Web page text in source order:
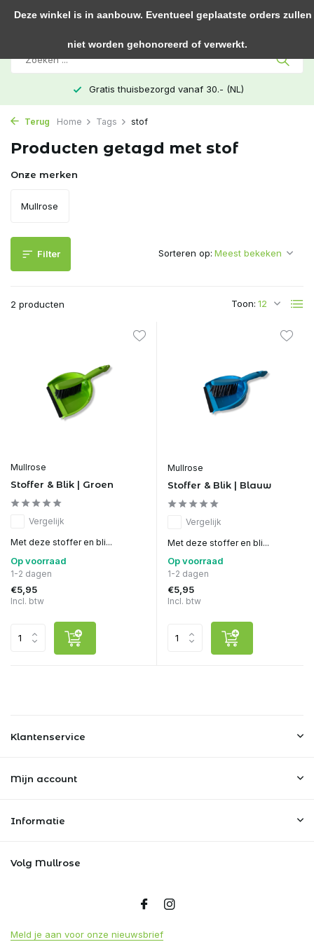
Gratis thuisbezorgd vanaf 30.- (NL)
Terug Home Tags stof
Producten getagd met stof
Onze merken
Mullrose
Filter
2 producten Toon:
Sorteren op:
Mullrose
Stoffer & Blik | Groen
Vergelijk
Met deze stoffer en bli...
Op voorraad
1-2 dagen
€5,95
Incl. btw
Mullrose
Stoffer & Blik | Blauw
Vergelijk
Met deze stoffer en bli...
Op voorraad
1-2 dagen
€5,95
Incl. btw
Klantenservice
Mijn account
Informatie
Volg Mullrose
Meld je aan voor onze nieuwsbrief
Deze winkel is in aanbouw. Eventueel geplaatste orders zullen
niet worden gehonoreerd of verwerkt.